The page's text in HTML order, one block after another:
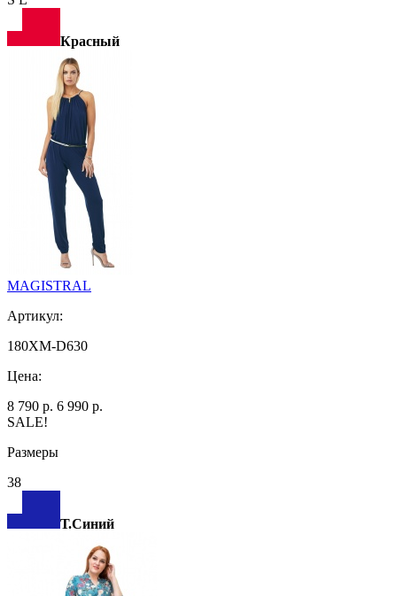
Красный
MAGISTRAL
Артикул:
180XM-D630
Цена:
8 790 р. 6 990 р.
SALE!
Размеры
38
Т.Синий